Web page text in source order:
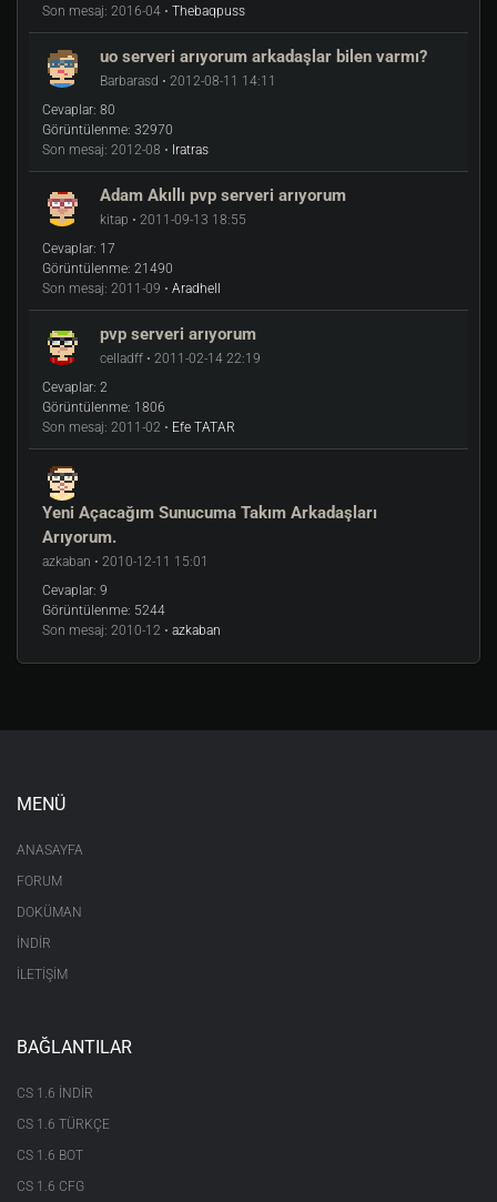
Son mesaj: 2016-04 • Thebaqpuss
uo serveri arıyorum arkadaşlar bilen varmı?
Barbarasd • 2012-08-11 14:11
Cevaplar: 80
Görüntülenme: 32970
Son mesaj: 2012-08 • Iratras
Adam Akıllı pvp serveri arıyorum
kitap • 2011-09-13 18:55
Cevaplar: 17
Görüntülenme: 21490
Son mesaj: 2011-09 • Aradhell
pvp serveri arıyorum
celladff • 2011-02-14 22:19
Cevaplar: 2
Görüntülenme: 1806
Son mesaj: 2011-02 • Efe TATAR
Yeni Açacağım Sunucuma Takım Arkadaşları
Arıyorum.
azkaban • 2010-12-11 15:01
Cevaplar: 9
Görüntülenme: 5244
Son mesaj: 2010-12 • azkaban
MENÜ
ANASAYFA
FORUM
DOKÜMAN
İNDİR
İLETİŞİM
BAĞLANTILAR
CS 1.6 INDIR
CS 1.6 TÜRKÇE
CS 1.6 BOT
CS 1.6 CFG